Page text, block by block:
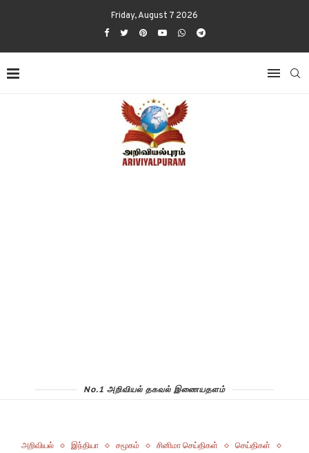
Friday, August 7 2026
No.1 அறிவியல் தகவல் இணையதளம்
அறிவியல் இந்தியா சமூகம் சினிமா செய்திகள்
செய்திகள்